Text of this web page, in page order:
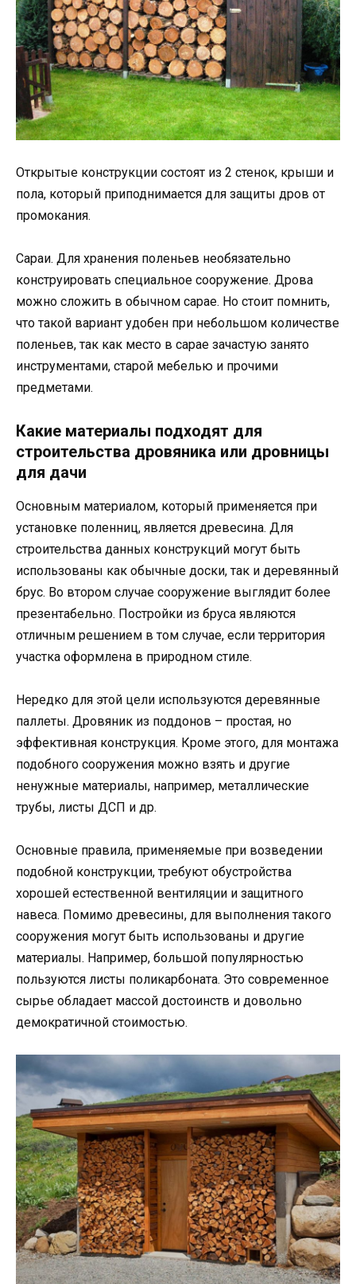
Открытые конструкции состоят из 2 стенок, крыши и
пола, который приподнимается для защиты дров от
промокания.
Сараи. Для хранения поленьев необязательно
конструировать специальное сооружение. Дрова
можно сложить в обычном сарае. Но стоит помнить,
что такой вариант удобен при небольшом количестве
поленьев, так как место в сарае зачастую занято
инструментами, старой мебелью и прочими
предметами.
Какие материалы подходят для
строительства дровяника или дровницы
для дачи
Основным материалом, который применяется при
установке поленниц, является древесина. Для
строительства данных конструкций могут быть
использованы как обычные доски, так и деревянный
брус. Во втором случае сооружение выглядит более
презентабельно. Постройки из бруса являются
отличным решением в том случае, если территория
участка оформлена в природном стиле.
Нередко для этой цели используются деревянные
паллеты. Дровяник из поддонов – простая, но
эффективная конструкция. Кроме этого, для монтажа
подобного сооружения можно взять и другие
ненужные материалы, например, металлические
трубы, листы ДСП и др.
Основные правила, применяемые при возведении
подобной конструкции, требуют обустройства
хорошей естественной вентиляции и защитного
навеса. Помимо древесины, для выполнения такого
сооружения могут быть использованы и другие
материалы. Например, большой популярностью
пользуются листы поликарбоната. Это современное
сырье обладает массой достоинств и довольно
демократичной стоимостью.